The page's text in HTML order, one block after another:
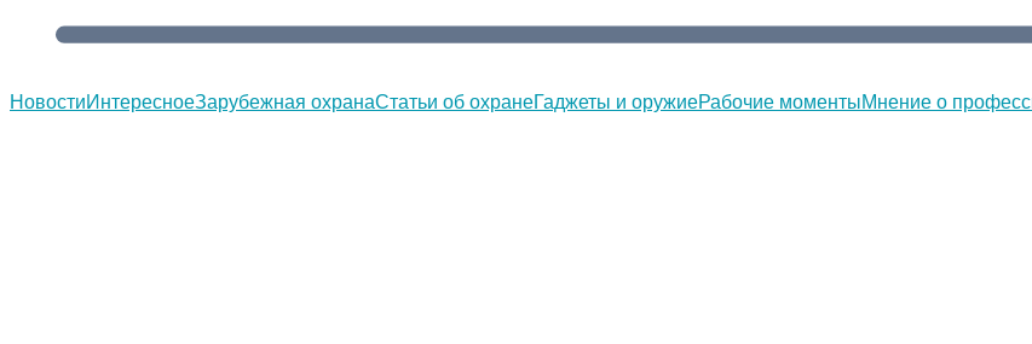
НовостиИнтересноеЗарубежная охранаСтатьи об охранеГаджеты и оружиеРабочие моментыМнение о